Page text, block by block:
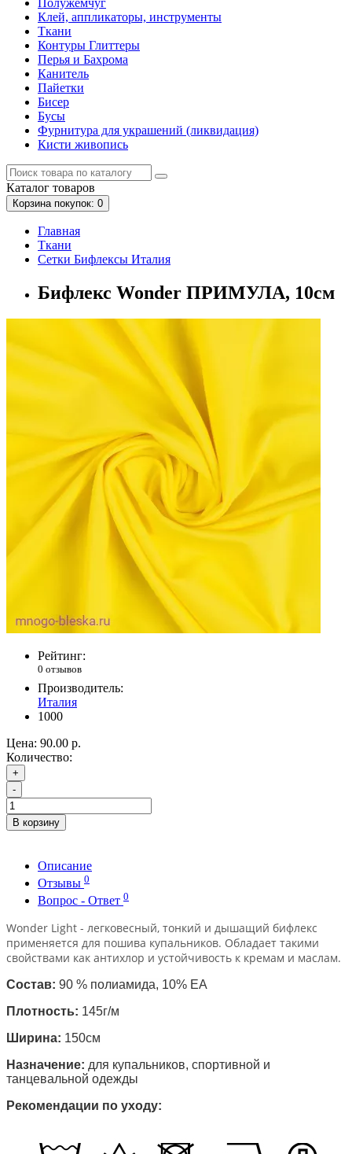
Клей, аппликаторы, инструменты
Ткани
Контуры Глиттеры
Перья и Бахрома
Канитель
Пайетки
Бисер
Бусы
Фурнитура для украшений (ликвидация)
Кисти живопись
Каталог товаров
Корзина покупок: 0
Главная
Ткани
Сетки Бифлексы Италия
Бифлекс Wonder ПРИМУЛА, 10см
Рейтинг:
0 отзывов
Производитель:
Италия
1000
Цена: 90.00 р.
Количество:
+
-
В корзину
Описание
Отзывы 0
Вопрос - Ответ 0
Wonder Light - легковесный, тонкий и дышащий бифлекс
применяется для пошива купальников. Обладает такими
свойствами как антихлор и устойчивость к кремам и маслам.
Состав: 90 % полиамида, 10% EA
Плотность: 145г/м
Ширина: 150см
Назначение: для купальников, спортивной и
танцевальной одежды
Рекомендации по уходу: